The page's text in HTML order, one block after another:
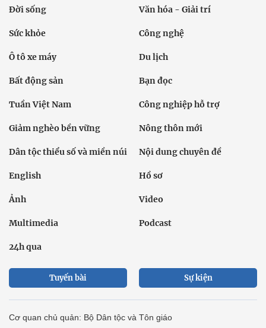
Đời sống Văn hóa - Giải trí
Sức khỏe Công nghệ
Ô tô xe máy Du lịch
Bất động sản Bạn đọc
Tuần Việt Nam Công nghiệp hỗ trợ
Giảm nghèo bền vững Nông thôn mới
Dân tộc thiểu số và miền núi Nội dung chuyên đề
English Hồ sơ
Ảnh Video
Multimedia Podcast
24h qua
Tuyến bài Sự kiện
Cơ quan chủ quản: Bộ Dân tộc và Tôn giáo